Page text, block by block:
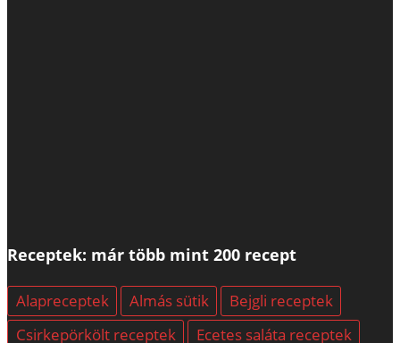
Receptek: már több mint 200 recept
Alapreceptek Almás sütik
Bejgli receptek
Csirkepörkölt receptek
Ecetes saláta receptek